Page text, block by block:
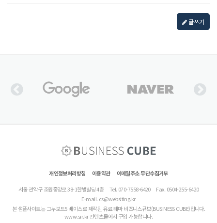
글쓰기
개인정보처리방침 이용약관 이메일주소 무단수집거부
서울 관악구 조원중앙로 38-1한별빌딩 4층 Tel. 070-7558-6420
Fax. 0504-255-6420
E-mail. cs@websiting.kr
본 샘플사이트는 그누보드5 베이스로 제작된 유료 테마 비즈니스큐브(BUSINESS CUBE)입니다.
www.sir.kr 컨텐츠몰에서 구입 가능합니다.